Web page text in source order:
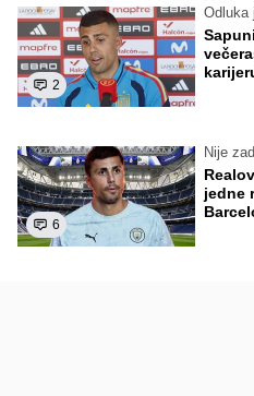
2
Odluka
6
Nije
jedne